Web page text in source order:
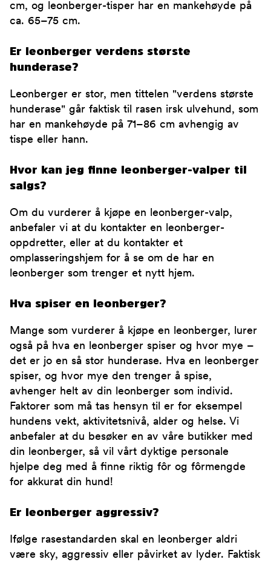
cm, og leonberger-tisper har en mankehøyde på
ca. 65–75 cm.
Er leonberger verdens største
hunderase?
Leonberger er stor, men tittelen "verdens største
hunderase" går faktisk til rasen irsk ulvehund, som
har en mankehøyde på 71–86 cm avhengig av
tispe eller hann.
Hvor kan jeg finne leonberger-valper til
salgs?
Om du vurderer å kjøpe en leonberger-valp,
anbefaler vi at du kontakter en leonberger-
oppdretter, eller at du kontakter et
omplasseringshjem for å se om de har en
leonberger som trenger et nytt hjem.
Hva spiser en leonberger?
Mange som vurderer å kjøpe en leonberger, lurer
også på hva en leonberger spiser og hvor mye –
det er jo en så stor hunderase. Hva en leonberger
spiser, og hvor mye den trenger å spise,
avhenger helt av din leonberger som individ.
Faktorer som må tas hensyn til er for eksempel
hundens vekt, aktivitetsnivå, alder og helse. Vi
anbefaler at du besøker en av våre butikker med
din leonberger, så vil vårt dyktige personale
hjelpe deg med å finne riktig fôr og fôrmengde
for akkurat din hund!
Er leonberger aggressiv?
Ifølge rasestandarden skal en leonberger aldri
være sky, aggressiv eller påvirket av lyder. Faktisk